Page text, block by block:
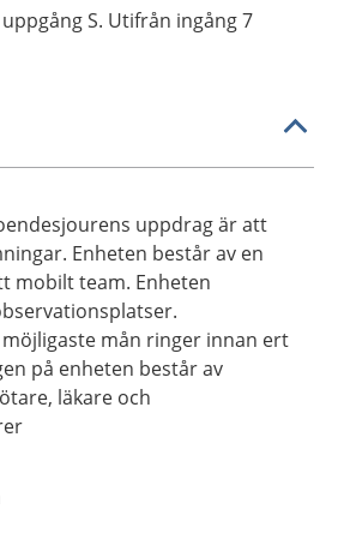
S. Utifrån ingång 7
uppdrag är att
Enheten består av en
mobilt team. Enheten
mån ringer innan ert
på enheten består av
läkare och